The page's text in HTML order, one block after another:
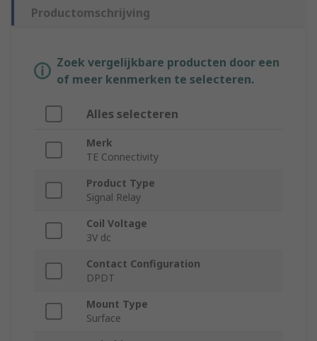
Productomschrijving
Zoek vergelijkbare producten door een
of meer kenmerken te selecteren.
Alles selecteren
Merk
TE Connectivity
Product Type
Signal Relay
Coil Voltage
3V dc
Contact Configuration
DPDT
Mount Type
Surface